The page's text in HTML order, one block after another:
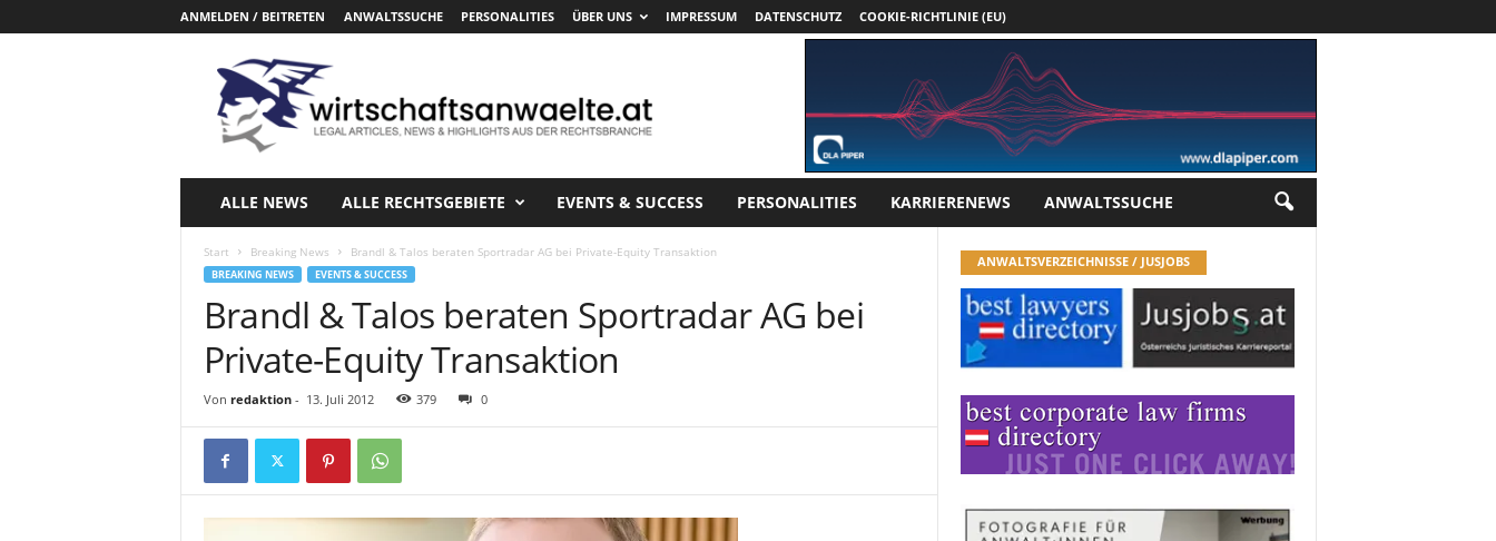
ANMELDEN / BEITRETEN ANWALTSSUCHE PERSONALITIES ÜBER UNS IMPRESSUM DATENSCHUTZ COOKIE-RICHTLINIE (EU)
l
.
ALLE NEWS ALLE RECHTSGEBIETE EVENTS & SUCCESS PERSONALITIES KARRIERENEWS ANWALTSSUCHE
Start Breaking News Brandl & Talos beraten Sportradar AG bei Private-Equity Transaktion
BREAKING NEWS EVENTS & SUCCESS
Brandl & Talos beraten Sportradar AG bei
Private-Equity Transaktion
Von redaktion- 13. Juli 2012 379 0
ANWALTSVERZEICHNISSE / JUSJOBS